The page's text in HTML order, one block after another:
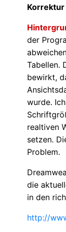
der
Tabellen.
bewirkt,
wurde.
realtiven
setzen.
Problem.
die
in den
http://